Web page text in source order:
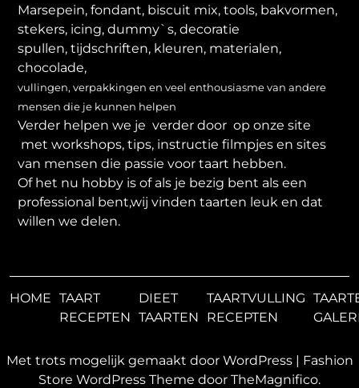
Marsepein, fondant, biscuit mix, tools, bakvormen,
stekers, icing, dummy`s, decoratie
spullen, tijdschriften, kleuren, materialen,
chocolade,
vullingen, verpakkingen en veel enthousiasme van andere
mensen die je kunnen helpen
Verder helpen we je verder door op onze site
met workshops, tips, instructie filmpjes en sites
van mensen die passie voor taart hebben.
Of het nu hobby is of als je bezig bent als een
professional bent,wij vinden taarten leuk en dat
willen we delen.
HOME TAART
RECEPTEN
DIEET
TAARTEN
TAARTVULLING
RECEPTEN
Met trots mogelijk gemaakt door WordPress | Fashion
Store WordPress Theme door TheMagnifico.